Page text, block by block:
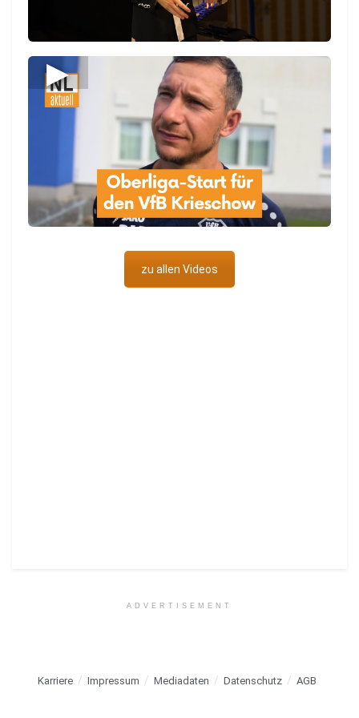
▶
zu allen Videos
ADVERTISEMENT
Karriere Impressum Mediadaten Datenschutz AGB